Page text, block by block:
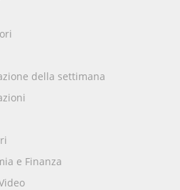
della settimana
e Finanza